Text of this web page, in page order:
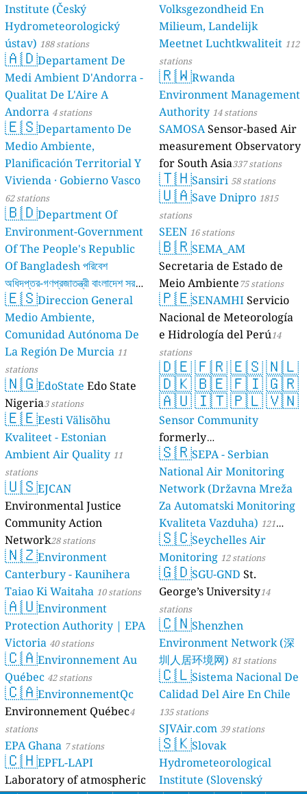
Institute (Český
Hydrometeorologický
ústav) 188 stations
🇦🇩Departament De
Medi Ambient D'Andorra -
Qualitat De L'Aire A
Andorra 4 stations
🇪🇸Departamento De
Medio Ambiente,
Planificación Territorial Y
Vivienda · Gobierno Vasco
62 stations
🇧🇩Department Of
Environment-Government
Of The People's Republic
Of Bangladesh পরিবেশ
অধিদপ্তর-গণপ্রজাতন্ত্রী বাংলাদেশ সরকার
17 stations
🇪🇸Direccion General
Medio Ambiente,
Comunidad Autónoma De
La Región De Murcia 11
stations
🇳🇬EdoState Edo State
Nigeria3 stations
🇪🇪Eesti Välisõhu
Kvaliteet - Estonian
Ambient Air Quality 11
stations
🇺🇸EJCAN
Environmental Justice
Community Action
Network28 stations
🇳🇿Environment
Canterbury - Kaunihera
Taiao Ki Waitaha 10 stations
🇦🇺Environment
Protection Authority | EPA
Victoria 40 stations
🇨🇦Environnement Au
Québec 42 stations
🇨🇦EnvironnementQc
Environnement Québec4
stations
EPA Ghana 7 stations
🇨🇭EPFL-LAPI
Laboratory of atmospheric
Volksgezondheid En
Milieum, Landelijk
Meetnet Luchtkwaliteit 112
stations
🇷🇼Rwanda
Environment Management
Authority 14 stations
SAMOSASensor-based Air
measurement Observatory
for South Asia337 stations
🇹🇭Sansiri 58 stations
🇺🇦Save Dnipro 1815
stations
SEEN 16 stations
🇧🇷SEMA_AM
Secretaria de Estado de
Meio Ambiente75 stations
🇵🇪SENAMHIServicio
Nacional de Meteorología
e Hidrología del Perú14
stations
🇩🇪🇫🇷🇪🇸🇳🇱
🇩🇰🇧🇪🇫🇮🇬🇷
🇦🇺🇮🇹🇵🇱🇻🇳
Sensor Community
formerly
luftdaten.info35821 stations
🇸🇷SEPA - Serbian
National Air Monitoring
Network (Državna Mreža
Za Automatski Monitoring
Kvaliteta Vazduha) 121
stations
🇸🇨Seychelles Air
Monitoring 12 stations
🇬🇩SGU-GND St.
George’s University14
stations
🇨🇳Shenzhen
Environment Network (深
圳人居环境网) 81 stations
🇨🇱Sistema Nacional De
Calidad Del Aire En Chile
135 stations
SJVAir.com 39 stations
🇸🇰Slovak
Hydrometeorological
Institute (Slovenský